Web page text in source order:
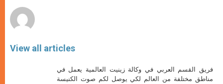
View all articles
فريق القسم العربي في وكالة زينيت العالمية يعمل في
مناطق مختلفة من العالم لكي يوصل لكم صوت الكنيسة